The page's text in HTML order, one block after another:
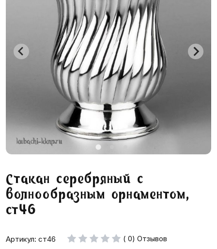
Стакан серебряный с
волнообразным орнаментом,
ст46
Артикул: ст46 ( 0) Отзывов